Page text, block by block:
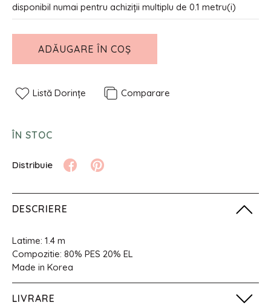
disponibil numai pentru achiziții multiplu de 0.1 metru(i)
ADĂUGARE ÎN COȘ
Listă Dorințe Comparare
ÎN STOC
DESCRIERE
Latime: 1.4 m
Compozitie: 80% PES 20% EL
Made in Korea
LIVRARE